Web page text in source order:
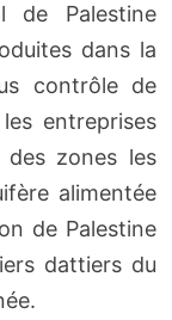
de Palestine
dans la
contrôle de
entreprises
des zones les
alimentée
de Palestine
dattiers du